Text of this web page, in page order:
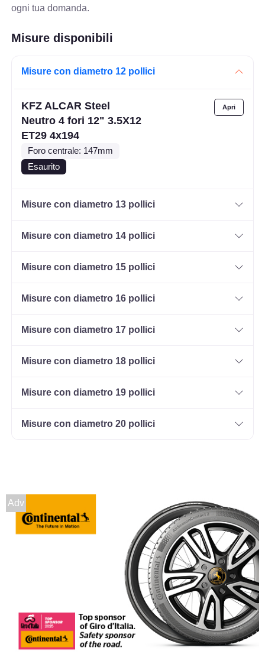
ogni tua domanda.
Misure disponibili
Misure con diametro 12 pollici
KFZ ALCAR Steel
Neutro 4 fori 12" 3.5X12
ET29 4x194
Foro centrale: 147mm
Esaurito
Misure con diametro 13 pollici
Misure con diametro 14 pollici
Misure con diametro 15 pollici
Misure con diametro 16 pollici
Misure con diametro 17 pollici
Misure con diametro 18 pollici
Misure con diametro 19 pollici
Misure con diametro 20 pollici
Adv